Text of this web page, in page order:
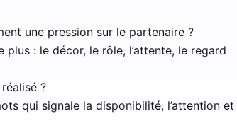
une pression sur le partenaire ?
: le décor, le rôle, l’attente, le regard
?
qui signale la disponibilité, l’attention et